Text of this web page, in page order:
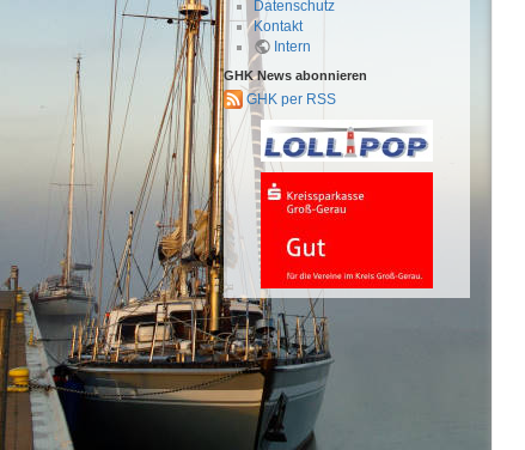
Datenschutz
Kontakt
Intern
GHK News abonnieren
GHK per RSS